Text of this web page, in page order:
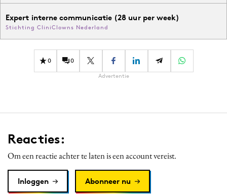
Expert interne communicatie (28 uur per week)
Stichting CliniClowns Nederland
0 0
Advertentie
Reacties:
Om een reactie achter te laten is een account vereist.
Inloggen Abonneer nu